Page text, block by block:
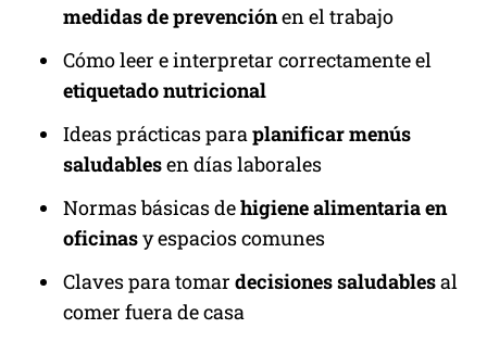
medidas de prevenciónen el trabajo
Cómo leer e interpretar correctamente el
etiquetado nutricional
Ideas prácticas paraplanificar menús
saludablesen días laborales
Normas básicas dehigiene alimentaria en
oficinasy espacios comunes
Claves para tomar decisiones saludablesal
comer fuera de casa